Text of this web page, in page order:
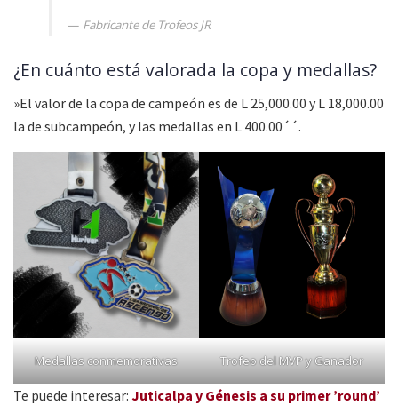
Fabricante de Trofeos JR
¿En cuánto está valorada la copa y medallas?
»El valor de la copa de campeón es de L 25,000.00 y L 18,000.00
la de subcampeón, y las medallas en L 400.00´´.
Medallas conmemorativas Trofeo del MVP y Ganador
Te puede interesar: Juticalpa y Génesis a su primer ’round’